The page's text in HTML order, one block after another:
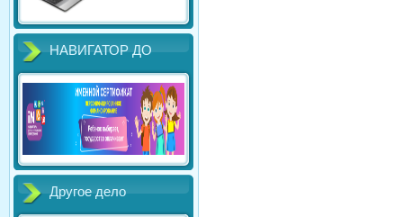
НАВИГАТОР ДО
Другое дело